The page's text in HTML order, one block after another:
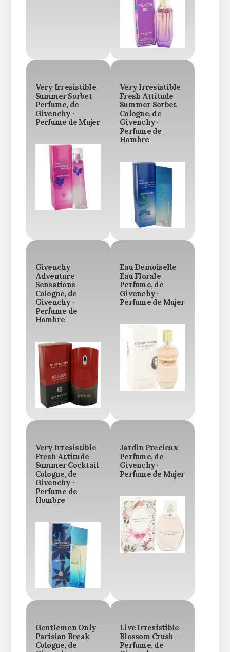
Very Irresistible
Summer Sorbet
Perfume, de
Givenchy ·
Perfume de Mujer
Very Irresistible
Fresh Attitude
Summer Sorbet
Cologne, de
Givenchy ·
Perfume de
Hombre
Givenchy
Adventure
Sensations
Cologne, de
Givenchy ·
Perfume de
Hombre
Eau Demoiselle
Eau Florale
Perfume, de
Givenchy ·
Perfume de Mujer
Very Irresistible
Fresh Attitude
Summer Cocktail
Cologne, de
Givenchy ·
Perfume de
Hombre
Jardin Precieux
Perfume, de
Givenchy ·
Perfume de Mujer
Gentlemen Only
Parisian Break
Cologne, de
Live Irresistible
Blossom Crush
Perfume, de